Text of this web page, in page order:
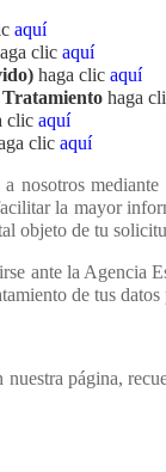
aquí
clicaquí
haga clicaquí
haga
clicaquí
clicaquí
nosotros
la mayor
objeto de tu
ante la Agencia
de tus datos
página,